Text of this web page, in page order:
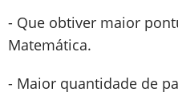
- Que obtiver maior
Matemática.
- Maior quantidade de